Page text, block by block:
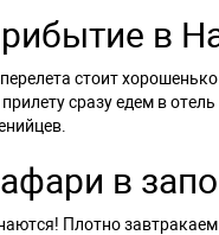
в
стоит
сразу едем в
в
Плотно завтракаем